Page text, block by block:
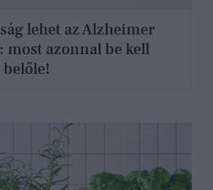
lehet az Alzheimer
most azonnal be kell